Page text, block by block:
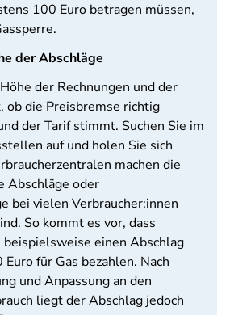
100 Euro betragen müssen,
der Abschläge
der Rechnungen und der
ob die Preisbremse richtig
der Tarif stimmt. Suchen Sie im
auf und holen Sie sich
machen die
Abschläge oder
bei vielen Verbraucher:innen
So kommt es vor, dass
beispielsweise einen Abschlag
für Gas bezahlen. Nach
und Anpassung an den
liegt der Abschlag jedoch